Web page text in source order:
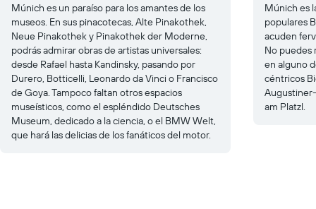
Múnich es un paraíso para los amantes de los
museos. En sus pinacotecas, Alte Pinakothek,
Neue Pinakothek y Pinakothek der Moderne,
podrás admirar obras de artistas universales:
desde Rafael hasta Kandinsky, pasando por
Durero, Botticelli, Leonardo da Vinci o Francisco
de Goya. Tampoco faltan otros espacios
museísticos, como el espléndido Deutsches
Museum, dedicado a la ciencia, o el BMW Welt,
que hará las delicias de los fanáticos del motor.
Múnich es
populares
acuden
No puedes
en alguno
céntricos
am Platzl.